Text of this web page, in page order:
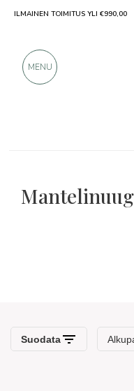
ILMAINEN TOIMITUS YLI €990,00
MENU